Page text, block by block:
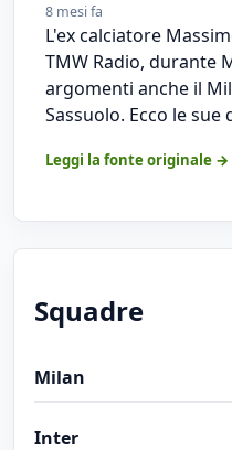
8 mesi fa
L'ex calciatore
TMW Radio, durante
argomenti anche il
Sassuolo. Ecco le
Leggi la fonte originale →
Squadre
Milan
Inter